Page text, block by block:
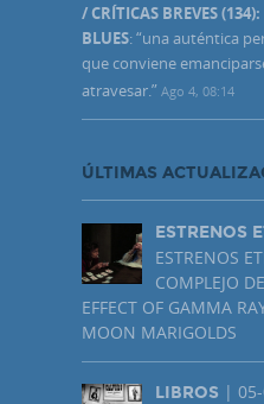
/ CRÍTICAS BREVES
BLUES: “una auténtica
que conviene
atravesar.” Ago 4, 08:14
ÚLTIMAS
ESTRENOS
ESTRENOS
COMPLEJO
EFFECT OF GAMMA
MOON MARIGOLDS
LIBROS |